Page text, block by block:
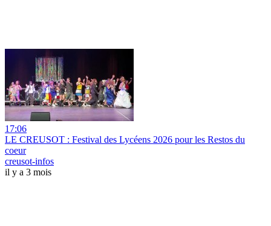
17:06
LE CREUSOT : Festival des Lycéens 2026 pour les Restos du
coeur
creusot-infos
il y a 3 mois